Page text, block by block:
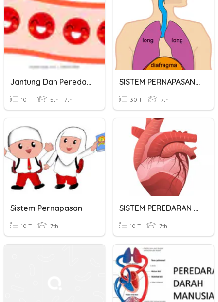
Jantung Dan Peredaran Darah
10 T 5th - 7th
SISTEM PERNAPASAN MANUSIA
30 T 7th
Sistem Pernapasan
10 T 7th
SISTEM PEREDARAN DARAH PADA MANUSIA
10 T 7th